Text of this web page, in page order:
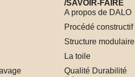
/SAVOIR-FAIRE
A propos de DALO
Procédé constructif
Structure modulaire
La toile
Qualité Durabilité